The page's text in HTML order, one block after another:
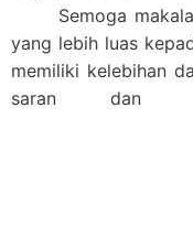
Semoga makalah
yang lebih luas
memiliki kelebihan
saran dan